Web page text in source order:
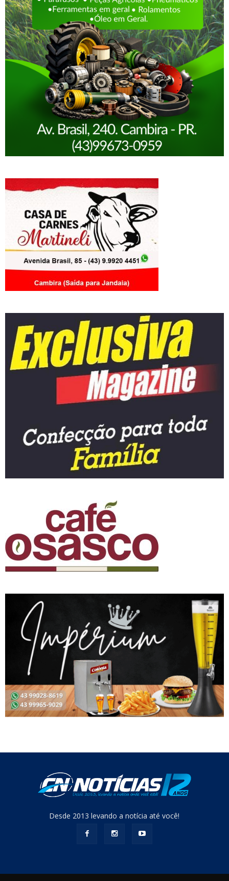
Desde 2013 levando a notícia até você!